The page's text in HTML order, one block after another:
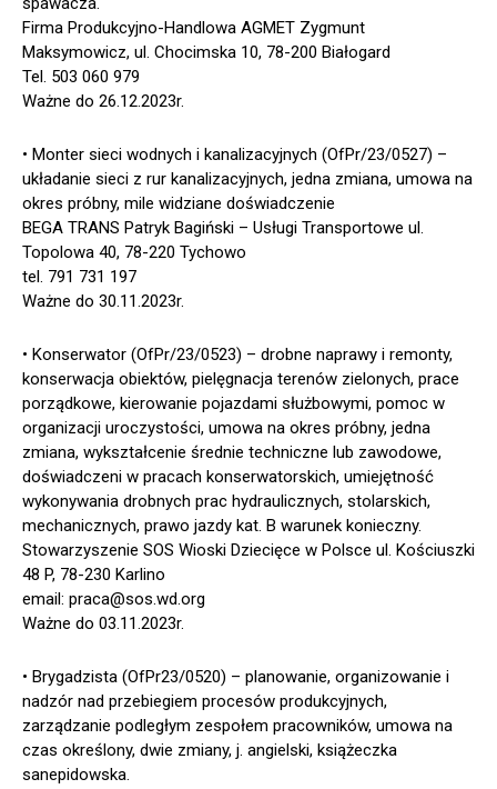
Firma Produkcyjno-Handlowa AGMET Zygmunt
Maksymowicz, ul. Chocimska 10, 78-200 Białogard
Tel. 503 060 979
Ważne do 26.12.2023r.
• Monter sieci wodnych i kanalizacyjnych (OfPr/23/0527) –
układanie sieci z rur kanalizacyjnych, jedna zmiana, umowa na
okres próbny, mile widziane doświadczenie
BEGA TRANS Patryk Bagiński – Usługi Transportowe ul.
Topolowa 40, 78-220 Tychowo
tel. 791 731 197
Ważne do 30.11.2023r.
• Konserwator (OfPr/23/0523) – drobne naprawy i remonty,
konserwacja obiektów, pielęgnacja terenów zielonych, prace
porządkowe, kierowanie pojazdami służbowymi, pomoc w
organizacji uroczystości, umowa na okres próbny, jedna
zmiana, wykształcenie średnie techniczne lub zawodowe,
doświadczeni w pracach konserwatorskich, umiejętność
wykonywania drobnych prac hydraulicznych, stolarskich,
mechanicznych, prawo jazdy kat. B warunek konieczny.
Stowarzyszenie SOS Wioski Dziecięce w Polsce ul. Kościuszki
48 P, 78-230 Karlino
email: praca@sos.wd.org
Ważne do 03.11.2023r.
• Brygadzista (OfPr23/0520) – planowanie, organizowanie i
nadzór nad przebiegiem procesów produkcyjnych,
zarządzanie podległym zespołem pracowników, umowa na
czas określony, dwie zmiany, j. angielski, książeczka
sanepidowska.